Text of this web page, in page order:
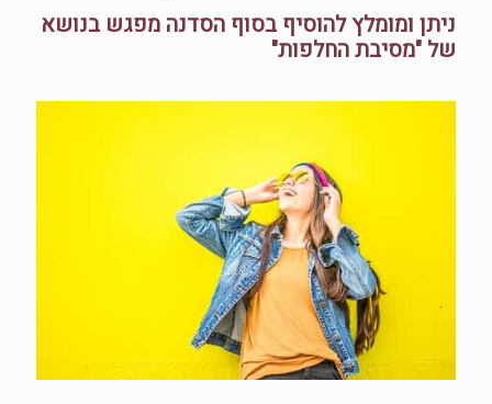
ניתן ומומלץ להוסיף בסוף הסדנה מפגש בנושא
של "מסיבת החלפות"